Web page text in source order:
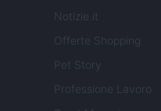
Notizie.it
Offerte Shopping
Pet Story
Professione Lavoro